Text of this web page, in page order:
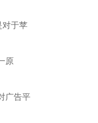
对于苹
原
广告平